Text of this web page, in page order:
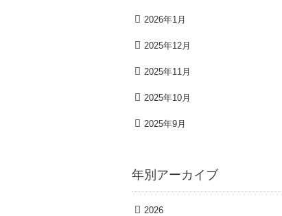
2026年1月
2025年12月
2025年11月
2025年10月
2025年9月
年別アーカイブ
2026